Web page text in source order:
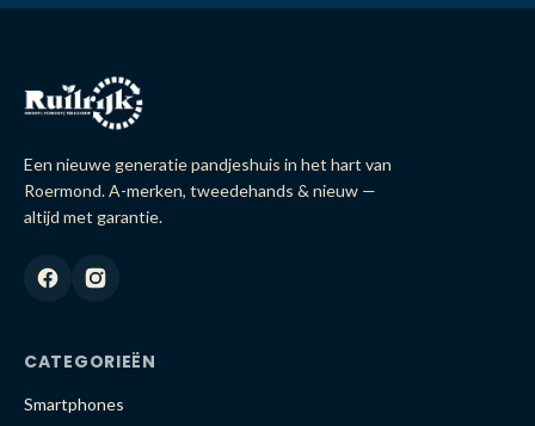
Een nieuwe generatie pandjeshuis in het hart van
Roermond. A-merken, tweedehands & nieuw —
altijd met garantie.
CATEGORIEËN
Smartphones